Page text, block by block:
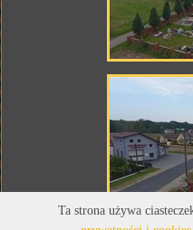
Ta strona używa